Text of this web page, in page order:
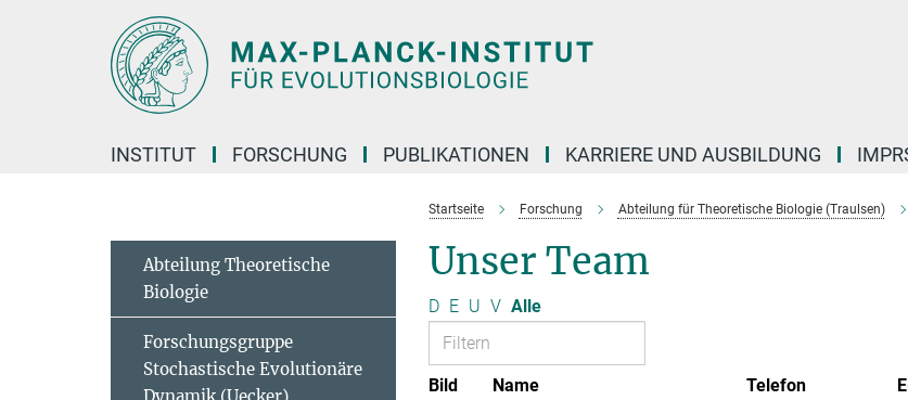
INSTITUT FORSCHUNG PUBLIKATIONEN KARRIERE UND AUSBILDUNG
Startseite Forschung Abteilung für Theoretische Biologie (Traulsen)
Unser Team
D E U V Alle
Bild Name Telefon
Abteilung Theoretische
Biologie
Forschungsgruppe
Stochastische Evolutionäre